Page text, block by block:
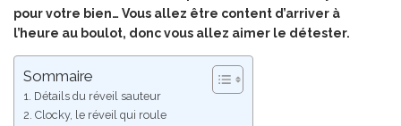
pour votre bien… Vous allez être content d’arriver à
l’heure au boulot, donc vous allez aimer le détester.
Sommaire
Détails du réveil sauteur
Clocky, le réveil qui roule